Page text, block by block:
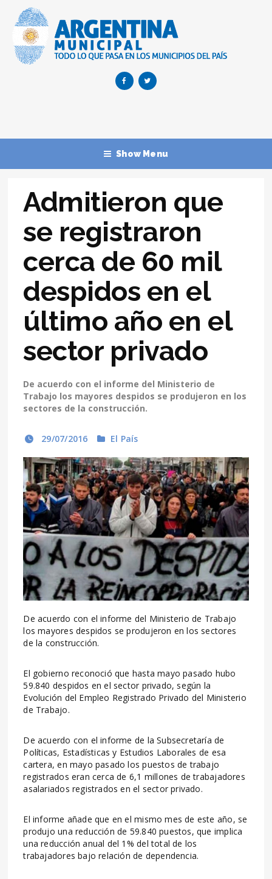
Show Menu
Admitieron que
se registraron
cerca de 60 mil
despidos en el
último año en el
sector privado
De acuerdo con el informe del Ministerio de
Trabajo los mayores despidos se produjeron en los
sectores de la construcción.
29/07/2016 El País
De acuerdo con el informe del Ministerio de Trabajo
los mayores despidos se produjeron en los sectores
de la construcción.
El gobierno reconoció que hasta mayo pasado hubo
59.840 despidos en el sector privado, según la
Evolución del Empleo Registrado Privado del Ministerio
de Trabajo.
De acuerdo con el informe de la Subsecretaría de
Políticas, Estadísticas y Estudios Laborales de esa
cartera, en mayo pasado los puestos de trabajo
registrados eran cerca de 6,1 millones de trabajadores
asalariados registrados en el sector privado.
El informe añade que en el mismo mes de este año, se
produjo una reducción de 59.840 puestos, que implica
una reducción anual del 1% del total de los
trabajadores bajo relación de dependencia.